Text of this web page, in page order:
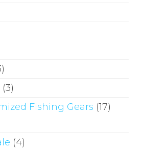
(3)
Fishing Gears (17)
(4)